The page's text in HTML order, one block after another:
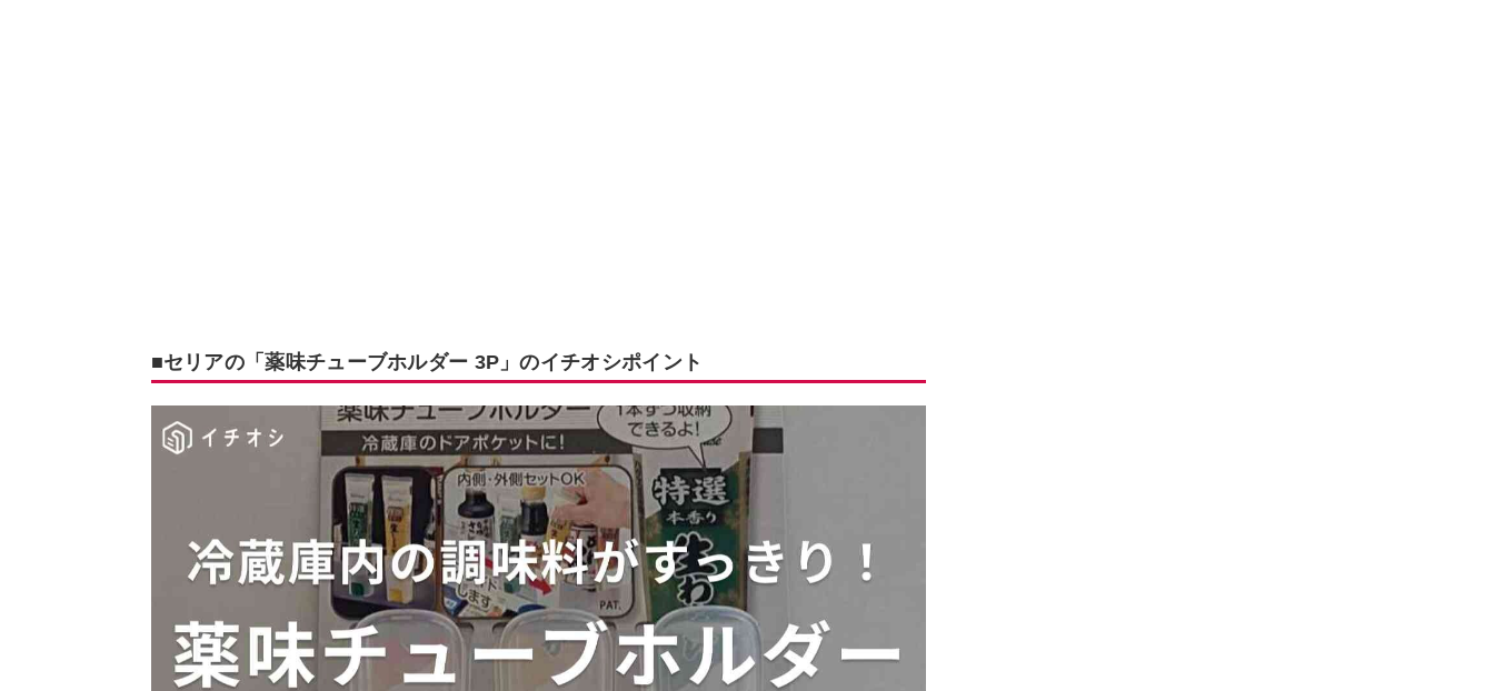
■セリアの「薬味チューブホルダー 3P」のイチオシポイント